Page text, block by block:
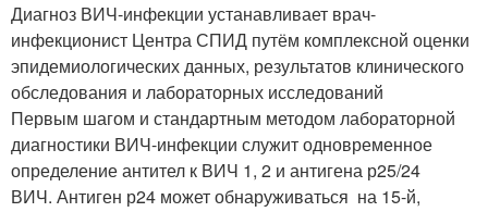
Диагноз ВИЧ-инфекции устанавливает врач-
инфекционист Центра СПИД путём комплексной оценки
эпидемиологических данных, результатов клинического
обследования и лабораторных исследований
Первым шагом и стандартным методом лабораторной
диагностики ВИЧ-инфекции служит одновременное
определение антител к ВИЧ 1, 2 и антигена р25/24
ВИЧ. Антиген р24 может обнаруживаться на 15-й,